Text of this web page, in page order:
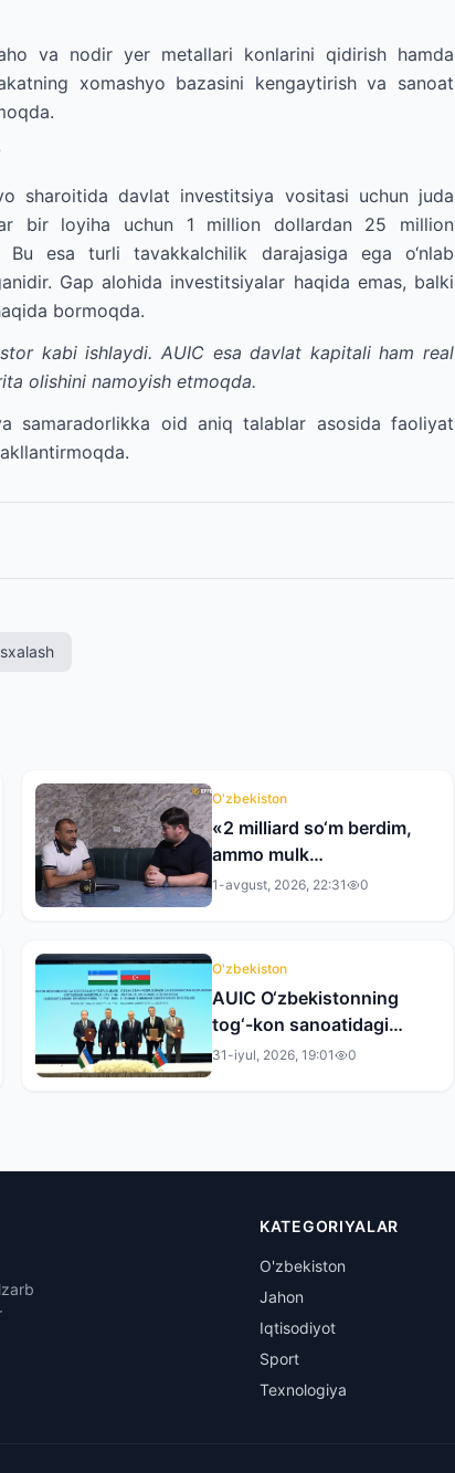
va nodir yer metallari konlarini qidirish hamda
xomashyo bazasini kengaytirish va sanoat
sharoitida davlat investitsiya vositasi uchun juda
bir loyiha uchun 1 million dollardan 25 million
esa turli tavakkalchilik darajasiga ega o‘nlab
Gap alohida investitsiyalar haqida emas, balki
bormoqda.
kabi ishlaydi. AUIC esa davlat kapitali ham real
olishini namoyish etmoqda.
samaradorlikka oid aniq talablar asosida faoliyat
O'zbekiston
«2 milliard so‘m berdim,
ammo mulk
rasmiylashtirilmadi» —
1-avgust, 2026, 22:31 0
O'zbekiston
AUIC O‘zbekistonning
tog‘-kon sanoatidagi
faoliyatini kengaytiradi
31-iyul, 2026, 19:01 0
KATEGORIYALAR
O'zbekiston
Jahon
Iqtisodiyot
Sport
Texnologiya